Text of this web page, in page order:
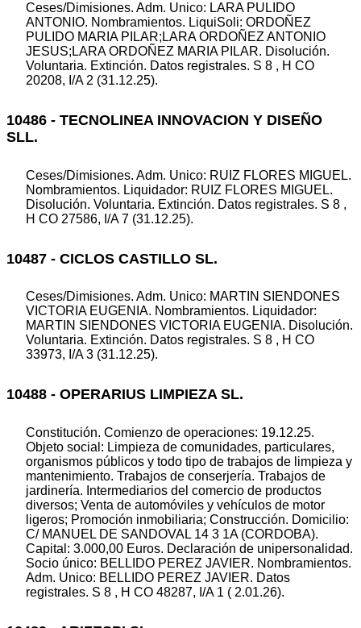
Ceses/Dimisiones. Adm. Unico: LARA PULIDO
ANTONIO. Nombramientos. LiquiSoli: ORDOÑEZ
PULIDO MARIA PILAR;LARA ORDOÑEZ ANTONIO
JESUS;LARA ORDOÑEZ MARIA PILAR. Disolución.
Voluntaria. Extinción. Datos registrales. S 8 , H CO
20208, I/A 2 (31.12.25).
10486 - TECNOLINEA INNOVACION Y DISEÑO
SLL.
Ceses/Dimisiones. Adm. Unico: RUIZ FLORES MIGUEL.
Nombramientos. Liquidador: RUIZ FLORES MIGUEL.
Disolución. Voluntaria. Extinción. Datos registrales. S 8 ,
H CO 27586, I/A 7 (31.12.25).
10487 - CICLOS CASTILLO SL.
Ceses/Dimisiones. Adm. Unico: MARTIN SIENDONES
VICTORIA EUGENIA. Nombramientos. Liquidador:
MARTIN SIENDONES VICTORIA EUGENIA. Disolución.
Voluntaria. Extinción. Datos registrales. S 8 , H CO
33973, I/A 3 (31.12.25).
10488 - OPERARIUS LIMPIEZA SL.
Constitución. Comienzo de operaciones: 19.12.25.
Objeto social: Limpieza de comunidades, particulares,
organismos públicos y todo tipo de trabajos de limpieza y
mantenimiento. Trabajos de conserjería. Trabajos de
jardinería. Intermediarios del comercio de productos
diversos; Venta de automóviles y vehículos de motor
ligeros; Promoción inmobiliaria; Construcción. Domicilio:
C/ MANUEL DE SANDOVAL 14 3 1A (CORDOBA).
Capital: 3.000,00 Euros. Declaración de unipersonalidad.
Socio único: BELLIDO PEREZ JAVIER. Nombramientos.
Adm. Unico: BELLIDO PEREZ JAVIER. Datos
registrales. S 8 , H CO 48287, I/A 1 ( 2.01.26).